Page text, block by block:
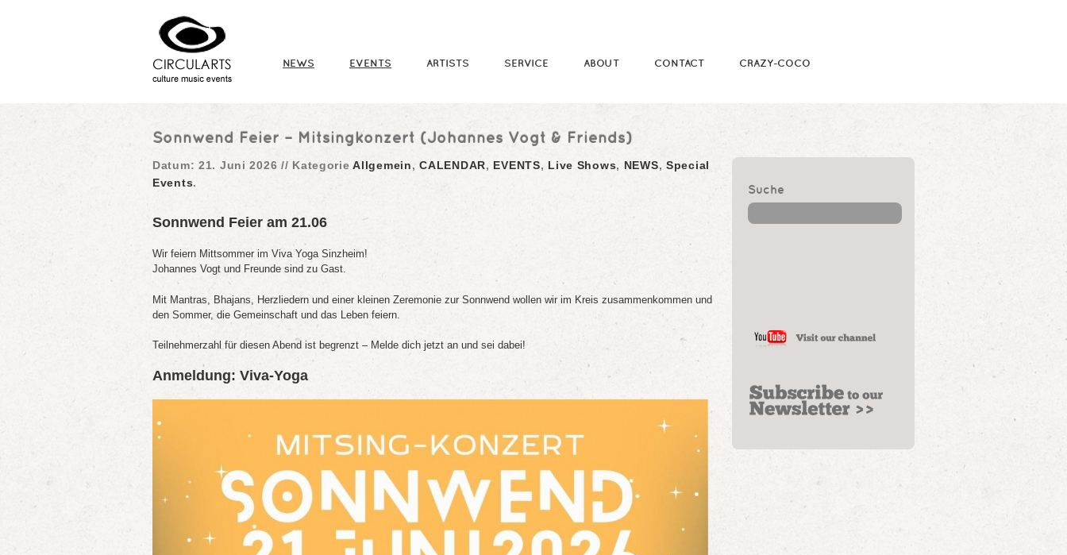
NEWS EVENTS ARTISTS SERVICE ABOUT CONTACT CRAZY-COCO
Sonnwend Feier – Mitsingkonzert (Johannes Vogt & Friends)
Datum:21. Juni 2026 // KategorieAllgemein,CALENDAR, EVENTS, Live Shows, NEWS,Special
Events.
Sonnwend Feier am 21.06
Wir feiern Mittsommer im Viva Yoga Sinzheim!
Johannes Vogt und Freunde sind zu Gast.
Mit Mantras, Bhajans, Herzliedern und einer kleinen Zeremonie zur Sonnwend wollen wir im Kreis zusammenkommen und
den Sommer, die Gemeinschaft und das Leben feiern.
Teilnehmerzahl für diesen Abend ist begrenzt – Melde dich jetzt an und sei dabei!
Anmeldung: Viva-Yoga
Suche